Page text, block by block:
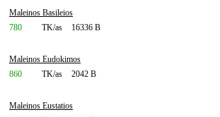
Maleinos Basileios
780
TK/as 16336 B
Maleinos Eudokimos
860
TK/as 2042 B
Maleinos Eustatios